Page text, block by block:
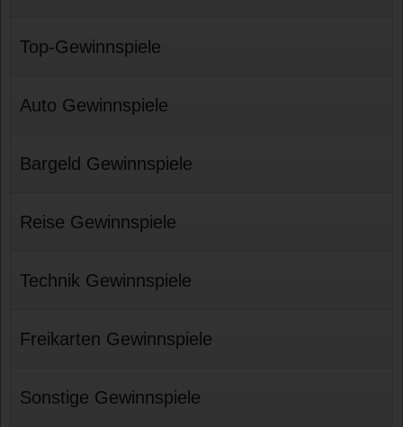
Top-Gewinnspiele
Auto Gewinnspiele
Bargeld Gewinnspiele
Reise Gewinnspiele
Technik Gewinnspiele
Freikarten Gewinnspiele
Sonstige Gewinnspiele